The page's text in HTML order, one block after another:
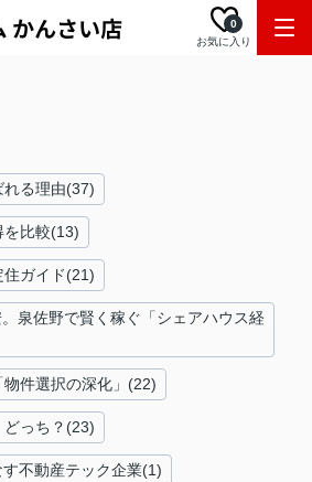
お気に入り
0
れる理由(37)
を比較(13)
ガイド(21)
泉佐野で賢く稼ぐ「シェアハウス経
物件選択の深化」(22)
っち？(23)
不動産テック企業(1)